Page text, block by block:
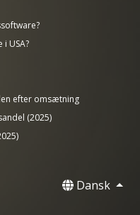
USA?
efter omsætning
(2025)
Dansk